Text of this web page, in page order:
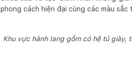
phong cách hiện đại cùng các màu
Khu vực hành lang gồm có hệ tủ